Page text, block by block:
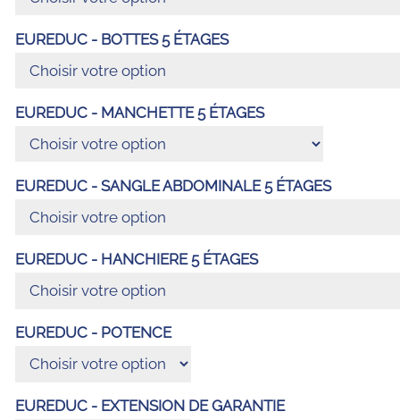
EUREDUC - BOTTES 5 ÉTAGES
EUREDUC - MANCHETTE 5 ÉTAGES
EUREDUC - SANGLE ABDOMINALE 5 ÉTAGES
EUREDUC - HANCHIERE 5 ÉTAGES
EUREDUC - POTENCE
EUREDUC - EXTENSION DE GARANTIE